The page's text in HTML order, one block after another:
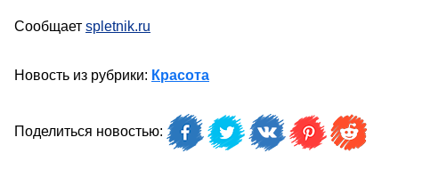
Сообщает spletnik.ru
Новость из рубрики: Красота
Поделиться новостью: